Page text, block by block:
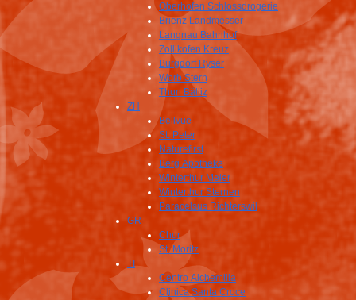
Oberhofen Schlossdrogerie
Brienz Landmesser
Langnau Bahnhof
Zollikofen Kreuz
Burgdorf Ryser
Worb Stern
Thun Bälliz
ZH
Bellvue
St. Peter
Naturefirst
Berg Apotheke
Winterthur Meier
Winterthur Sternen
Paracelsus Richterswil
GR
Chur
St. Moritz
TI
Centro Alchemilla
Clinica Santa Croce